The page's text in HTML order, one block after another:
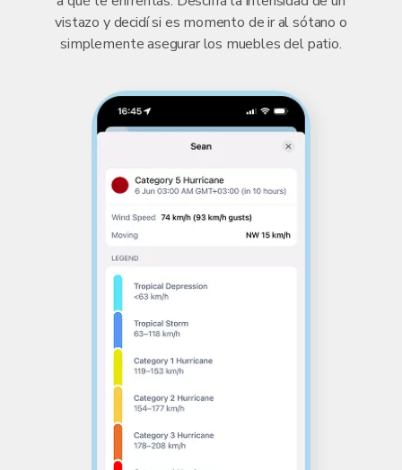
vistazo y decidí si es momento de ir al sótano o
simplemente asegurar los muebles del patio.